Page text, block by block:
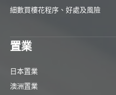
細數買樓花程序、好處及風險
置業
日本置業
澳洲置業